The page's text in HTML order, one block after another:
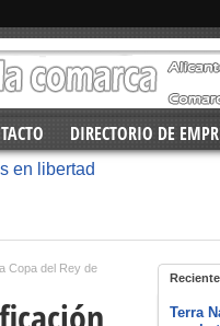
DIRECTORIO DE
Copa del Rey de
Terra